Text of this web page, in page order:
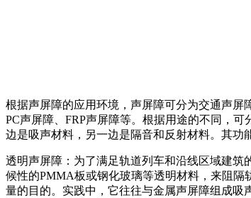
根据声屏障的应用环境，声屏障可分为交通声屏
PC声屏障、FRP声屏障等。根据用途的不同，
边是吸声材料，另一边是隔音和反射材料。其功
透明声屏障：为了满足轨道列车和沿线区域建
候性的PMMA板或钢化玻璃等透明材料，来阻
量的目的。实践中，它往往与金属声屏障组成吸